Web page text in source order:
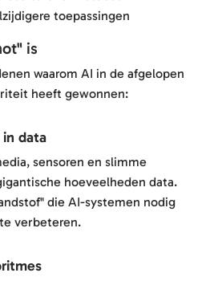
toepassingen
is
waarom AI in de afgelopen
heeft gewonnen:
data
sensoren en slimme
hoeveelheden data.
die AI-systemen nodig
verbeteren.